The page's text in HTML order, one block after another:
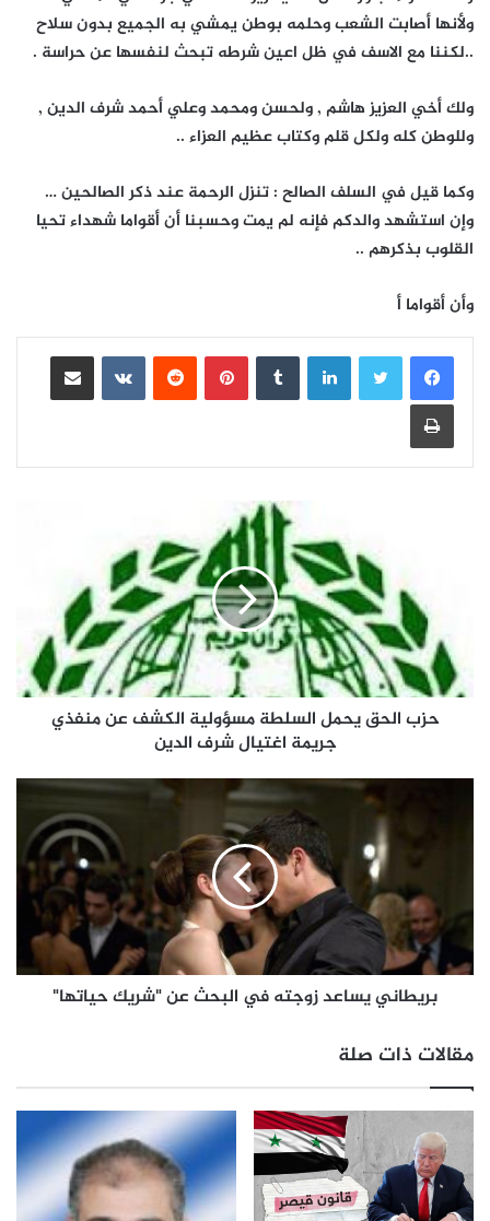
ولأنها أصابت الشعب وحلمه بوطن يمشي به الجميع بدون سلاح
..لكننا مع الاسف في ظل اعين شرطه تبحث لنفسها عن حراسة .
ولك أخي العزيز هاشم , ولحسن ومحمد وعلي أحمد شرف الدين ,
وللوطن كله ولكل قلم وكتاب عظيم العزاء ..
وكما قيل في السلف الصالح : تنزل الرحمة عند ذكر الصالحين …
وإن استشهد والدكم فإنه لم يمت وحسبنا أن أقواما شهداء تحيا
القلوب بذكرهم ..
وأن أقواما أ
لينكدإن بينتيريست
مشاركة عبر البريد
طباعة
حزب الحق يحمل السلطة مسؤولية الكشف عن منفذي
جريمة اغتيال شرف الدين
بريطاني يساعد زوجته في البحث عن "شريك حياتها"
مقالات ذات صلة